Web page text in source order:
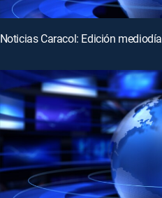
Noticias Caracol: Edición mediodía